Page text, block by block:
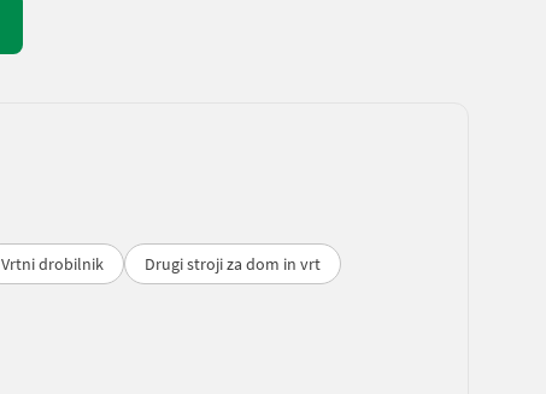
Vrtni drobilnik Drugi stroji za dom in vrt